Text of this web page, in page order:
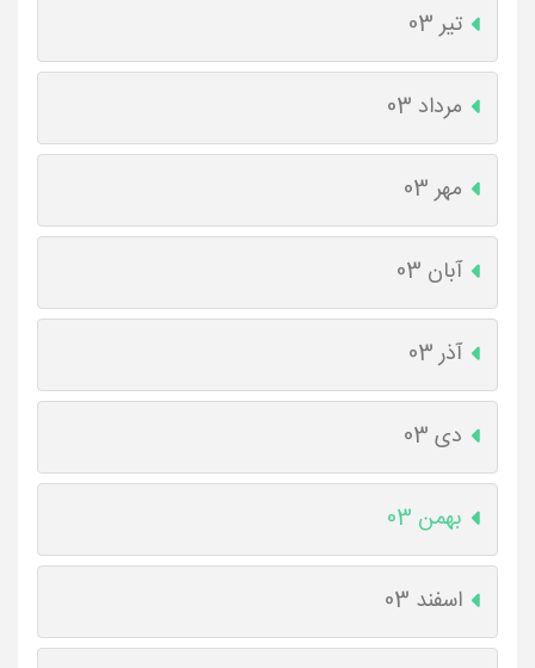
تیر 03
مرداد 03
مهر 03
آبان 03
آذر 03
دی 03
بهمن 03
اسفند 03